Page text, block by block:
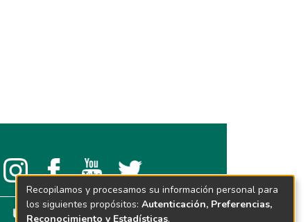
Recopilamos y procesamos su información personal para
los siguientes propósitos: Autenticación, Preferencias,
Reconocimiento y Estadísticas.